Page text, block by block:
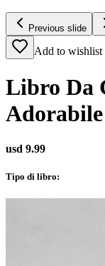
Previous slide
Add to wishlist
Libro Da
Adorabile
usd 9.99
Tipo di libro: